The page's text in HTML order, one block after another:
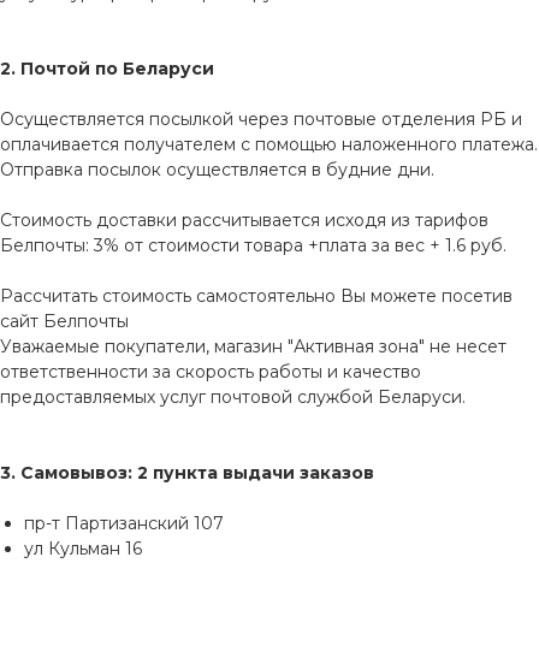
2. Почтой по Беларуси
Осуществляется посылкой через почтовые отделения РБ и
оплачивается получателем с помощью наложенного платежа.
Отправка посылок осуществляется в будние дни.
Стоимость доставки рассчитывается исходя из тарифов
Белпочты: 3% от стоимости товара +плата за вес + 1.6 руб.
Рассчитать стоимость самостоятельно Вы можете посетив
сайт Белпочты
Уважаемые покупатели, магазин "Активная зона" не несет
ответственности за скорость работы и качество
предоставляемых услуг почтовой службой Беларуси.
3. Самовывоз: 2 пункта выдачи заказов
пр-т Партизанский 107
ул Кульман 16